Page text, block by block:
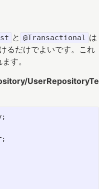
と @Transactional は
るだけでよいです。これ
す。
UserRepositoryTe